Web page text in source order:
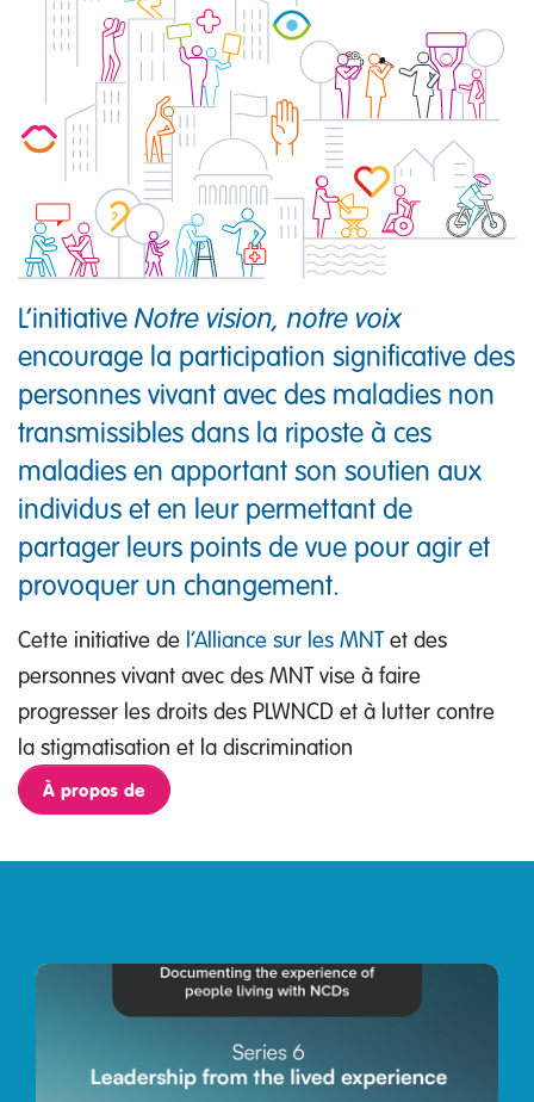
L’initiativeNotre vision, notre voix
encourage la participation significative des
personnes vivant avec des maladies non
transmissibles dans la riposte à ces
maladies en apportant son soutien aux
individus et en leur permettant de
partager leurs points de vue pour agir et
provoquer un changement.
Cette initiative de l’Alliance sur les MNTet des
personnes vivant avec des MNT vise à faire
progresser les droits des PLWNCD et à lutter contre
la stigmatisation et la discrimination
À propos de